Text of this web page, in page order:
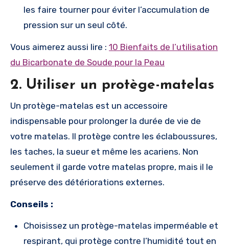
les faire tourner pour éviter l’accumulation de
pression sur un seul côté.
Vous aimerez aussi lire : 10 Bienfaits de l’utilisation
du Bicarbonate de Soude pour la Peau
2. Utiliser un protège-matelas
Un protège-matelas est un accessoire
indispensable pour prolonger la durée de vie de
votre matelas. Il protège contre les éclaboussures,
les taches, la sueur et même les acariens. Non
seulement il garde votre matelas propre, mais il le
préserve des détériorations externes.
Conseils :
Choisissez un protège-matelas imperméable et
respirant, qui protège contre l’humidité tout en